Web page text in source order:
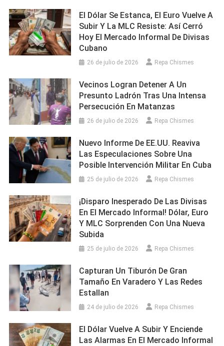
El Dólar Se Estanca, El Euro Vuelve A
Subir Y La MLC Resiste: Así Cerró
Hoy El Mercado Informal De Divisas
Cubano
26 de julio de 2026 Repa Chismes
Vecinos Logran Detener A Un
Presunto Ladrón Tras Una Intensa
Persecución En Matanzas
26 de julio de 2026 Repa Chismes
Nuevo Informe De EE.UU. Reaviva
Las Especulaciones Sobre Una
Posible Intervención Militar En Cuba
25 de julio de 2026 Repa Chismes
¡Disparo Inesperado De Las Divisas
En El Mercado Informal! Dólar, Euro
Y MLC Sorprenden Con Una Nueva
Subida
25 de julio de 2026 Repa Chismes
Capturan Un Tiburón De Gran
Tamaño En Varadero Y Las Redes
Estallan
24 de julio de 2026 Repa Chismes
El Dólar Vuelve A Subir Y Enciende
Las Alarmas En El Mercado Informal